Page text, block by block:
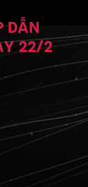
DẪN
22/2